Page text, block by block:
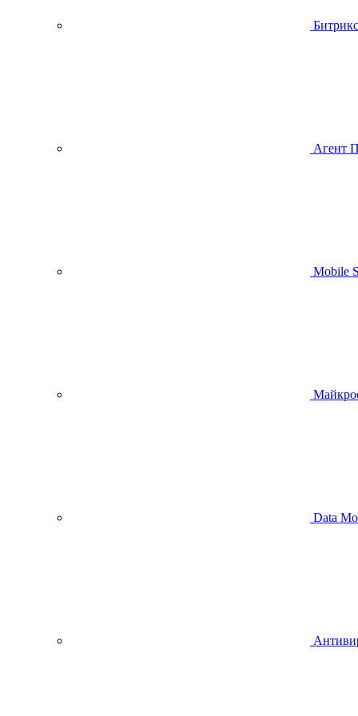
Битрикс
Агент
Mobile
Data